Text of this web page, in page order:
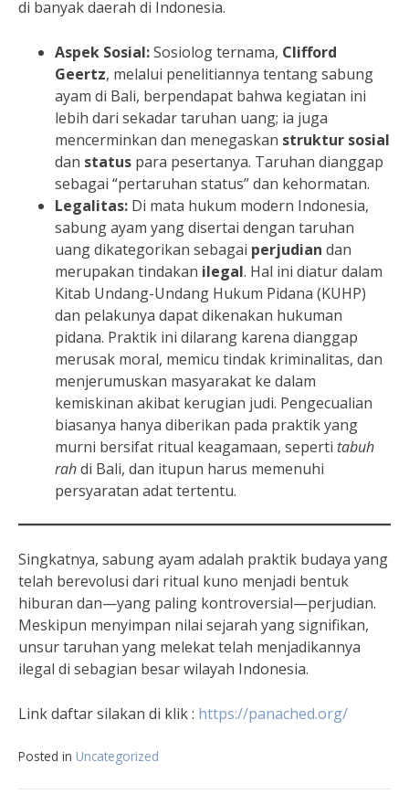
di banyak daerah di Indonesia.
Aspek Sosial:Sosiolog ternama, Clifford
Geertz, melalui penelitiannya tentang sabung
ayam di Bali, berpendapat bahwa kegiatan ini
lebih dari sekadar taruhan uang; ia juga
mencerminkan dan menegaskan struktur sosial
dan status para pesertanya. Taruhan dianggap
sebagai “pertaruhan status” dan kehormatan.
Legalitas: Di mata hukum modern Indonesia,
sabung ayam yang disertai dengan taruhan
uang dikategorikan sebagai perjudian dan
merupakan tindakan ilegal. Hal ini diatur dalam
Kitab Undang-Undang Hukum Pidana (KUHP)
dan pelakunya dapat dikenakan hukuman
pidana. Praktik ini dilarang karena dianggap
merusak moral, memicu tindak kriminalitas, dan
menjerumuskan masyarakat ke dalam
kemiskinan akibat kerugian judi. Pengecualian
biasanya hanya diberikan pada praktik yang
murni bersifat ritual keagamaan, seperti tabuh
rahdi Bali, dan itupun harus memenuhi
persyaratan adat tertentu.
Singkatnya, sabung ayam adalah praktik budaya yang
telah berevolusi dari ritual kuno menjadi bentuk
hiburan dan—yang paling kontroversial—perjudian.
Meskipun menyimpan nilai sejarah yang signifikan,
unsur taruhan yang melekat telah menjadikannya
ilegal di sebagian besar wilayah Indonesia.
Link daftar silakan di klik : https://panached.org/
Posted in Uncategorized